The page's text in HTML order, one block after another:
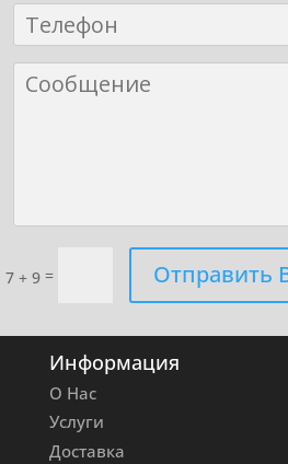
7 + 9 = Отправить
Информация
О Нас
Услуги
Доставка